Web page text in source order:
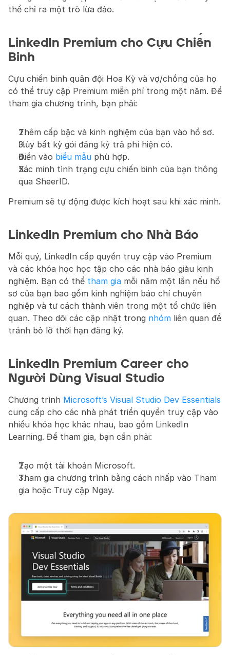
thể chỉ ra một trò lừa đảo.
LinkedIn Premium cho Cựu Chiến
Binh
Cựu chiến binh quân đội Hoa Kỳ và vợ/chồng của họ
có thể truy cập Premium miễn phí trong một năm. Để
tham gia chương trình, bạn phải:
Thêm cấp bậc và kinh nghiệm của bạn vào hồ sơ.
Hủy bất kỳ gói đăng ký trả phí hiện có.
Điền vào biểu mẫu phù hợp.
Xác minh tình trạng cựu chiến binh của bạn thông
qua SheerID.
Premium sẽ tự động được kích hoạt sau khi xác minh.
LinkedIn Premium cho Nhà Báo
Mỗi quý, LinkedIn cấp quyền truy cập vào Premium
và các khóa học học tập cho các nhà báo giàu kinh
nghiệm. Bạn có thể tham gia mỗi năm một lần nếu hồ
sơ của bạn bao gồm kinh nghiệm báo chí chuyên
nghiệp và tư cách thành viên trong một tổ chức liên
quan. Theo dõi các cập nhật trong nhóm liên quan để
tránh bỏ lỡ thời hạn đăng ký.
LinkedIn Premium Career cho
Người Dùng Visual Studio
Chương trình Microsoft’s Visual Studio Dev Essentials
cung cấp cho các nhà phát triển quyền truy cập vào
nhiều khóa học khác nhau, bao gồm LinkedIn
Learning. Để tham gia, bạn cần phải:
Tạo một tài khoản Microsoft.
Tham gia chương trình bằng cách nhấp vào Tham
gia hoặc Truy cập Ngay.